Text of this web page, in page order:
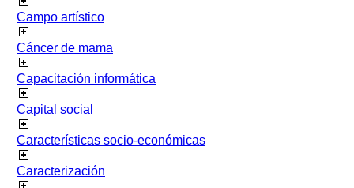
Campo artístico
Cáncer de mama
Capacitación informática
Capital social
Características socio-económicas
Caracterización